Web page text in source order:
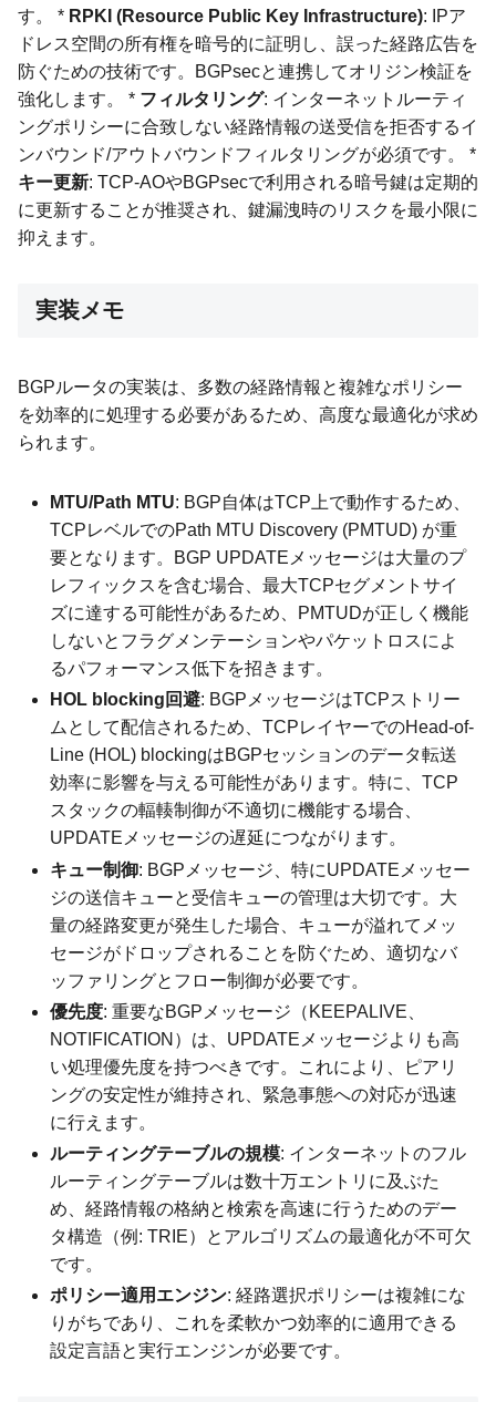
す。 * RPKI (Resource Public Key Infrastructure): IPア
ドレス空間の所有権を暗号的に証明し、誤った経路広告を
防ぐための技術です。BGPsecと連携してオリジン検証を
強化します。 * フィルタリング: インターネットルーティ
ングポリシーに合致しない経路情報の送受信を拒否するイ
ンバウンド/アウトバウンドフィルタリングが必須です。 *
キー更新: TCP-AOやBGPsecで利用される暗号鍵は定期的
に更新することが推奨され、鍵漏洩時のリスクを最小限に
抑えます。
実装メモ
BGPルータの実装は、多数の経路情報と複雑なポリシー
を効率的に処理する必要があるため、高度な最適化が求め
られます。
MTU/Path MTU: BGP自体はTCP上で動作するため、
TCPレベルでのPath MTU Discovery (PMTUD) が重
要となります。BGP UPDATEメッセージは大量のプ
レフィックスを含む場合、最大TCPセグメントサイ
ズに達する可能性があるため、PMTUDが正しく機能
しないとフラグメンテーションやパケットロスによ
るパフォーマンス低下を招きます。
HOL blocking回避: BGPメッセージはTCPストリー
ムとして配信されるため、TCPレイヤーでのHead-of-
Line (HOL) blockingはBGPセッションのデータ転送
効率に影響を与える可能性があります。特に、TCP
スタックの輻輳制御が不適切に機能する場合、
UPDATEメッセージの遅延につながります。
キュー制御: BGPメッセージ、特にUPDATEメッセー
ジの送信キューと受信キューの管理は大切です。大
量の経路変更が発生した場合、キューが溢れてメッ
セージがドロップされることを防ぐため、適切なバ
ッファリングとフロー制御が必要です。
優先度: 重要なBGPメッセージ（KEEPALIVE、
NOTIFICATION）は、UPDATEメッセージよりも高
い処理優先度を持つべきです。これにより、ピアリ
ングの安定性が維持され、緊急事態への対応が迅速
に行えます。
ルーティングテーブルの規模: インターネットのフル
ルーティングテーブルは数十万エントリに及ぶた
め、経路情報の格納と検索を高速に行うためのデー
タ構造（例: TRIE）とアルゴリズムの最適化が不可欠
です。
ポリシー適用エンジン: 経路選択ポリシーは複雑にな
りがちであり、これを柔軟かつ効率的に適用できる
設定言語と実行エンジンが必要です。